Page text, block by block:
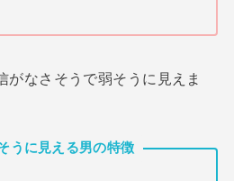
がなさそうで弱そうに見えま
うに見える男の特徴